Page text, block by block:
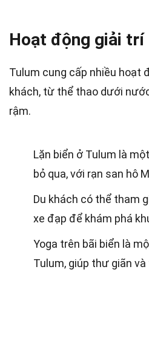
Hoạt động giải trí
Tulum cung cấp nhiều hoạt
khách, từ thể thao dưới
rậm.
Lặn biển ở Tulum là
bỏ qua, với rạn san hô
Du khách có thể tham
xe đạp để khám phá
Yoga trên bãi biển là
Tulum, giúp thư giãn